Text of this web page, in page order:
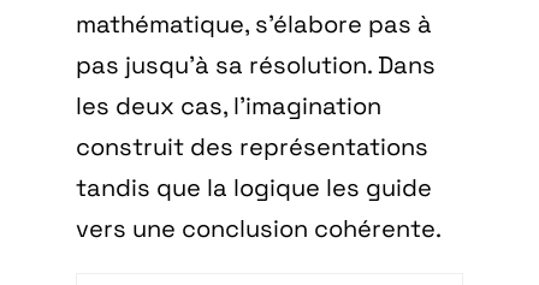
mathématique, s’élabore pas à
pas jusqu’à sa résolution. Dans
les deux cas, l’imagination
construit des représentations
tandis que la logique les guide
vers une conclusion cohérente.